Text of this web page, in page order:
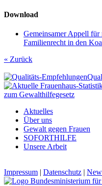
Download
Gemeinsamer Appell
Familienrecht in den
« Zurück
zum Gewalthilfegesetz
Aktuelles
Über uns
Gewalt gegen Frauen
SOFORTHILFE
Unsere Arbeit
Impressum | Datenschutz |